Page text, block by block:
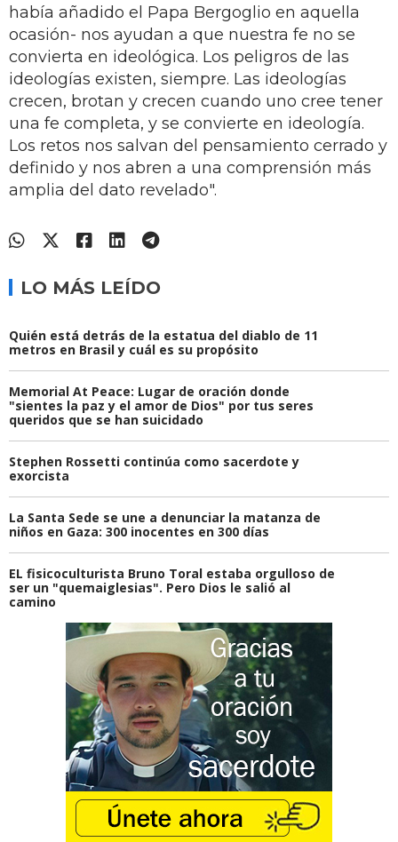
había añadido el Papa Bergoglio en aquella
ocasión- nos ayudan a que nuestra fe no se
convierta en ideológica. Los peligros de las
ideologías existen, siempre. Las ideologías
crecen, brotan y crecen cuando uno cree tener
una fe completa, y se convierte en ideología.
Los retos nos salvan del pensamiento cerrado y
definido y nos abren a una comprensión más
amplia del dato revelado".
LO MÁS LEÍDO
Quién está detrás de la estatua del diablo de 11
metros en Brasil y cuál es su propósito
Memorial At Peace: Lugar de oración donde
"sientes la paz y el amor de Dios" por tus seres
queridos que se han suicidado
Stephen Rossetti continúa como sacerdote y
exorcista
La Santa Sede se une a denunciar la matanza de
niños en Gaza: 300 inocentes en 300 días
EL fisicoculturista Bruno Toral estaba orgulloso de
ser un "quemaiglesias". Pero Dios le salió al
camino